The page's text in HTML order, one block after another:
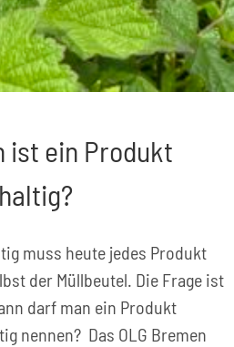
ist ein Produkt
muss heute jedes Produkt
der Müllbeutel. Die Frage ist
darf man ein Produkt
nennen? Das OLG Bremen